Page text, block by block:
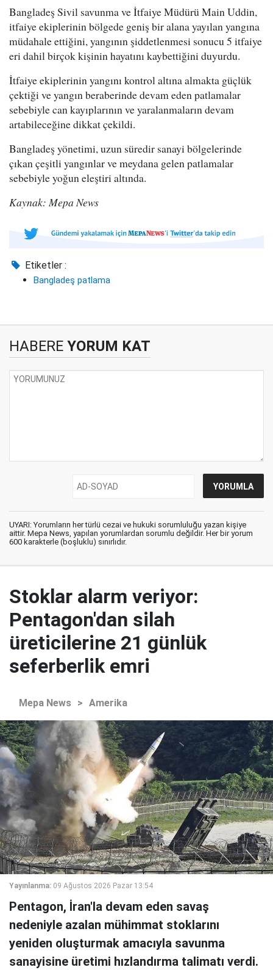
Bangladeş Sivil savunma ve İtfaiye Müdürü Main Uddin,
itfaiye ekiplerinin bölgede geniş bir alana yayılan yangına
müdahale ettiğini, yangının şiddetlenmesi sonucu 5 itfaiye
eri dahil birçok kişinin hayatını kaybettiğini duyurdu.
İtfaiye ekiplerinin yangını kontrol altına almakta güçlük
çektiği ve yangın beraberinde devam eden patlamalar
sebebiyle can kayıplarının ve yaralanmaların devam
artabileceğine dikkat çekildi.
Bangladeş yönetimi, uzun süredir sanayi bölgelerinde
çıkan çeşitli yangınlar ve meydana gelen patlamalar
sebebiyle yoğun eleştiri altında.
Kaynak: Mepa News
Etiketler :
Bangladeş patlama
HABERE YORUM KAT
UYARI: Yorumların her türlü cezai ve hukuki sorumluluğu yazan kişiye
aittir. Mepa News, yapılan yorumlardan sorumlu değildir. Her bir yorum
600 karakterle (boşluklu) sınırlıdır.
Stoklar alarm veriyor:
Pentagon'dan silah
üreticilerine 21 günlük
seferberlik emri
Mepa News > Amerika
Yayınlanma: 09 Ağustos 2026 Pazar 13:54
Pentagon, İran'la devam eden savaş
nedeniyle azalan mühimmat stoklarını
yeniden oluşturmak amacıyla savunma
sanayisine üretimi hızlandırma talimatı verdi.